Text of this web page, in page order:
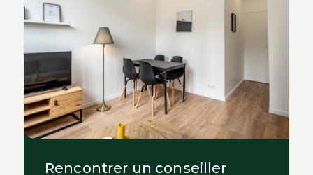
Rencontrer un conseiller